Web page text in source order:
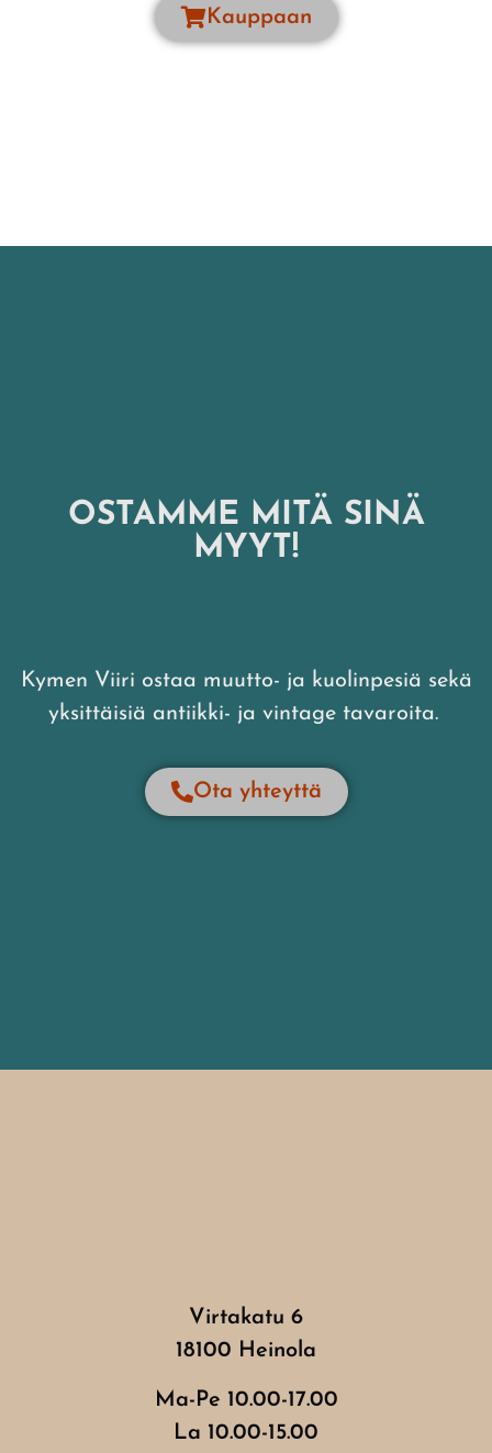
Kauppaan
OSTAMME MITÄ SINÄ
MYYT!
Kymen Viiri ostaa muutto- ja kuolinpesiä sekä
yksittäisiä antiikki- ja vintage tavaroita.
Ota yhteyttä
Virtakatu 6
18100 Heinola
Ma-Pe 10.00-17.00
La 10.00-15.00